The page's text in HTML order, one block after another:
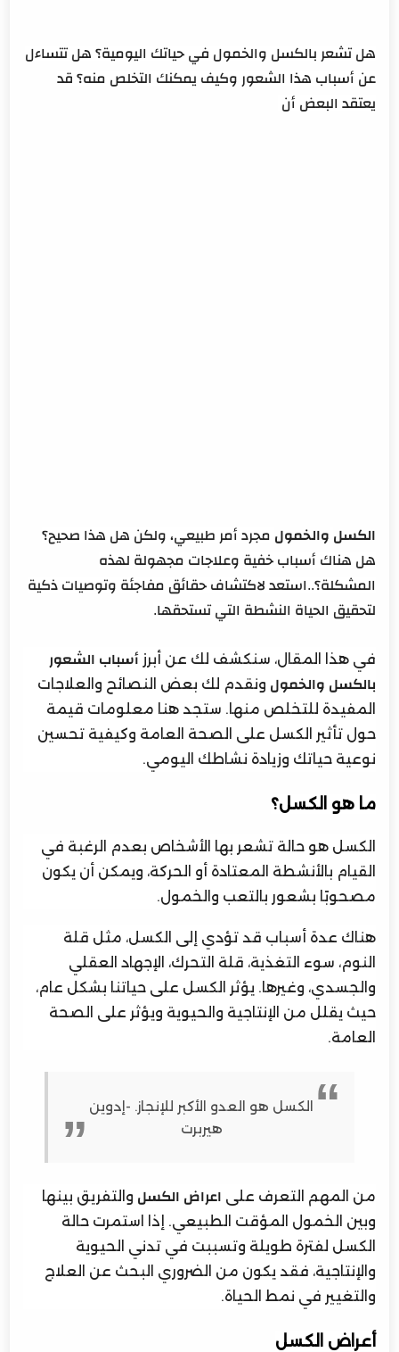
تحسين نمط الحياة
هل تشعر بالكسل والخمول في حياتك اليومية؟ هل تتساءل
عن أسباب هذا الشعور وكيف يمكنك التخلص منه؟ قد
يعتقد البعض أن
الكسل والخمول مجرد أمر طبيعي، ولكن هل هذا صحيح؟
هل هناك أسباب خفية وعلاجات مجهولة لهذه
المشكلة؟..استعد لاكتشاف حقائق مفاجئة وتوصيات ذكية
لتحقيق الحياة النشطة التي تستحقها.
في هذا المقال، سنكشف لك عن أبرزأسباب الشعور
بالكسل والخمول ونقدم لك بعض النصائح والعلاجات
المفيدة للتخلص منها. ستجد هنا معلومات قيمة
حول تأثير الكسل على الصحة العامة وكيفية تحسين
نوعية حياتك وزيادة نشاطك اليومي.
ما هو الكسل؟
الكسل هو حالة تشعر بها الأشخاص بعدم الرغبة في
القيام بالأنشطة المعتادة أو الحركة، ويمكن أن يكون
مصحوبًا بشعور بالتعب والخمول.
هناك عدة أسباب قد تؤدي إلى الكسل، مثل قلة
النوم، سوء التغذية، قلة التحرك، الإجهاد العقلي
والجسدي، وغيرها. يؤثر الكسل على حياتنا بشكل عام،
حيث يقلل من الإنتاجية والحيوية ويؤثر على الصحة
العامة.
الكسل هو العدو الأكبر للإنجاز. -إدوين
هيربرت
من المهم التعرف على اعراض الكسل والتفريق بينها
وبين الخمول المؤقت الطبيعي. إذا استمرت حالة
الكسل لفترة طويلة وتسببت في تدني الحيوية
والإنتاجية، فقد يكون من الضروري البحث عن العلاج
والتغيير في نمط الحياة.
أعراض الكسل